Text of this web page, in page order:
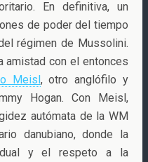
En definitiva, un
de poder del tiempo
régimen de Mussolini.
amistad con el entonces
Meisl, otro anglófilo y
Hogan. Con Meisl,
autómata de la WM
danubiano, donde la
y el respeto a la